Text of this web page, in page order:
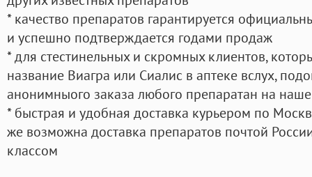
* качество препаратов гарантируется
и успешно подтверждается годами продаж
* для стестинельных и скромных клиентов,
название Виагра или Сиалис в аптеке вслух,
анонимныого заказа любого препаратан на
* быстрая и удобная доставка курьером по
же возможна доставка препаратов почтой
классом